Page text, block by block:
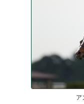
ア